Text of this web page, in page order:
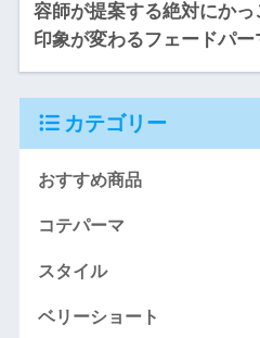
容師が提案する絶対にか
印象が変わるフェードパ
カテゴリー
おすすめ商品
コテパーマ
スタイル
ベリーショート